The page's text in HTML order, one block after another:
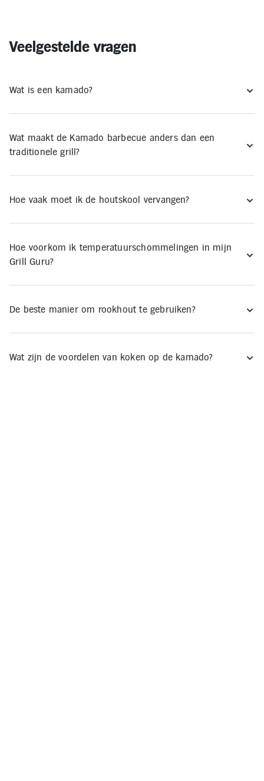
Veelgestelde vragen
Wat is een kamado?
Wat maakt de Kamado barbecue anders dan een
traditionele grill?
Hoe vaak moet ik de houtskool vervangen?
Hoe voorkom ik temperatuurschommelingen in mijn
Grill Guru?
De beste manier om rookhout te gebruiken?
Wat zijn de voordelen van koken op de kamado?